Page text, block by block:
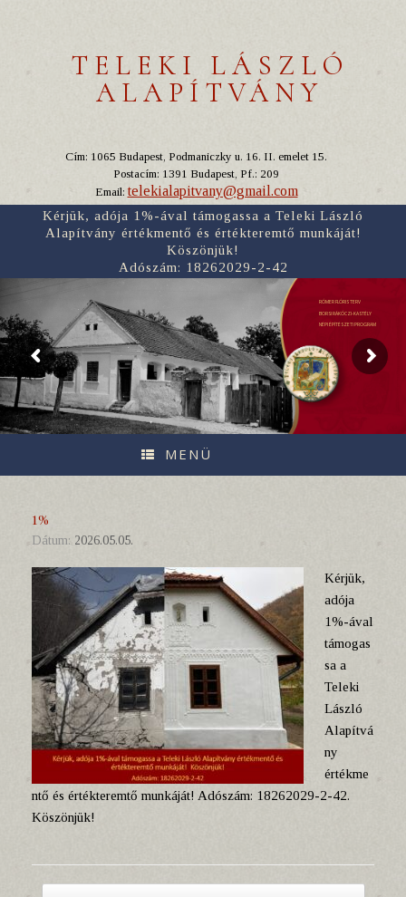
TELEKI LÁSZLÓ
ALAPÍTVÁNY
Cím: 1065 Budapest, Podmaniczky u. 16. II. emelet 15.
Postacím: 1391 Budapest, Pf.: 209
Email:telekialapitvany@gmail.com
Kérjük, adója 1%-ával támogassa a Teleki László
Alapítvány értékmentő és értékteremtő munkáját!
Köszönjük!
Adószám: 18262029-2-42
RÓMER FLÓRIS TERV
BORSI RÁKÓCZI-KASTÉLY
NÉPI ÉPÍTÉSZETI PROGRAM
MENÜ
1%
Dátum: 2026.05.05.
Kérjük,
adója
1%-ával
támogas
sa a
Teleki
László
Alapítvá
ny
értékme
ntő és értékteremtő munkáját! Adószám: 18262029-2-42.
Köszönjük!